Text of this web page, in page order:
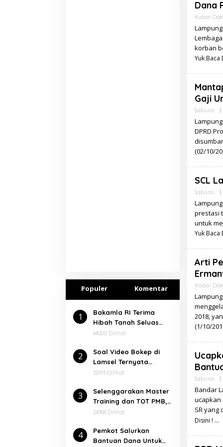
Populer Komentar
1
Bakamla RI Terima
Hibah Tanah Seluas
7.000 Meter² Dari
Selatan
44020 Dilihat
2
Soal Video Bokep di
Lamsel Ternyata
Dalangnya Seorang
32913 Dilihat
3
⁠Selenggarakan Master
Training dan TOT PMB,
Rektor Ucapkan
Balitbang dan Diklat
Kemenag RI
24368 Dilihat
4
Pemkot Salurkan
Bantuan Dana Untuk
Dana
Kabar
korban
Yuk Baca
Gaji
Saburai |
DPRD
(02/10/
SCL
Saburai |
prestasi
untuk
Yuk Baca
Arti
Kabar
2018,
(1/10/
Saburai |
Bandar
ucapkan
SR yang
Disini !